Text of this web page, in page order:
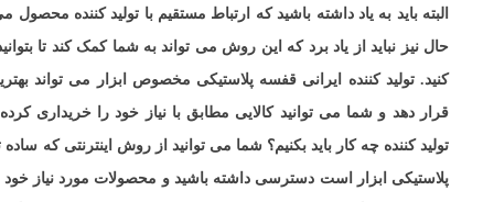
البته باید به یاد داشته باشید که ارتباط مستقیم با تولید کننده
حال نیز نباید از یاد برد که این روش می تواند به شما کمک کند تا
کنید. تولید کننده ایرانی قفسه پلاستیکی مخصوص ابزار می تواند
قرار دهد و شما می توانید کالایی مطابق با نیاز خود را خریداری
تولید کننده چه کار باید بکنیم؟ شما می توانید از روش اینترنتی که
پلاستیکی ابزار است دسترسی داشته باشید و محصولات مورد نیاز